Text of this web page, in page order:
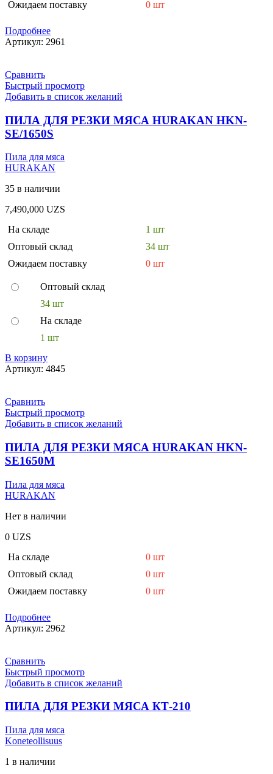
Ожидаем поставку 0 шт
Подробнее
Артикул: 2961
Сравнить
Быстрый просмотр
Добавить в список желаний
ПИЛА ДЛЯ РЕЗКИ МЯСА HURAKAN HKN-
SE/1650S
Пила для мяса
HURAKAN
35 в наличии
7,490,000 UZS
На складе
1 шт
Оптовый склад
34 шт
Ожидаем поставку
0 шт
Оптовый склад
34 шт
На складе
1 шт
В корзину
Артикул: 4845
Сравнить
Быстрый просмотр
Добавить в список желаний
ПИЛА ДЛЯ РЕЗКИ МЯСА HURAKAN HKN-
SE1650M
Пила для мяса
HURAKAN
Нет в наличии
0 UZS
На складе
0 шт
Оптовый склад
0 шт
Ожидаем поставку
0 шт
Подробнее
Артикул: 2962
Сравнить
Быстрый просмотр
Добавить в список желаний
ПИЛА ДЛЯ РЕЗКИ МЯСА КТ-210
Пила для мяса
Koneteollisuus
1 в наличии